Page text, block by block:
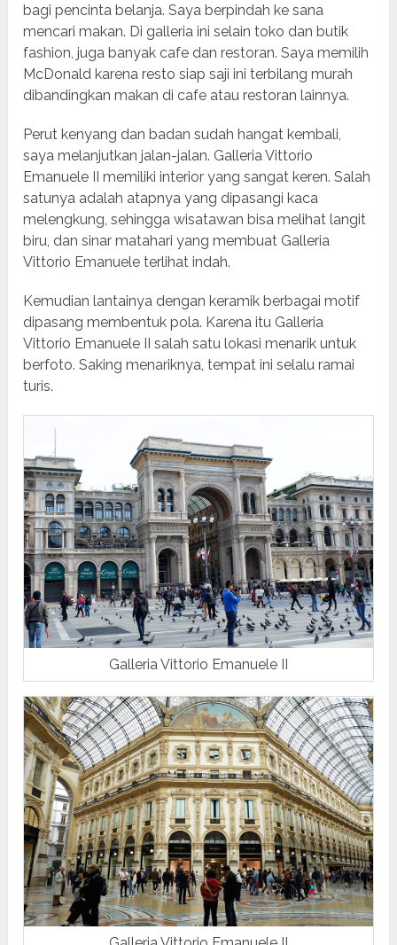
bagi pencinta belanja. Saya berpindah ke sana
mencari makan. Di galleria ini selain toko dan butik
fashion, juga banyak cafe dan restoran. Saya memilih
McDonald karena resto siap saji ini terbilang murah
dibandingkan makan di cafe atau restoran lainnya.
Perut kenyang dan badan sudah hangat kembali,
saya melanjutkan jalan-jalan. Galleria Vittorio
Emanuele II memiliki interior yang sangat keren. Salah
satunya adalah atapnya yang dipasangi kaca
melengkung, sehingga wisatawan bisa melihat langit
biru, dan sinar matahari yang membuat Galleria
Vittorio Emanuele terlihat indah.
Kemudian lantainya dengan keramik berbagai motif
dipasang membentuk pola. Karena itu Galleria
Vittorio Emanuele II salah satu lokasi menarik untuk
berfoto. Saking menariknya, tempat ini selalu ramai
turis.
Galleria Vittorio Emanuele II